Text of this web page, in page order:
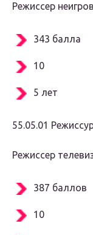
Режиссер
343 балла
10
5 лет
55.05.01
Режиссер
387 баллов
10